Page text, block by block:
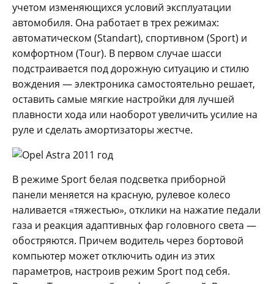
учетом изменяющихся условий эксплуатации
автомобиля. Она работает в трех режимах:
автоматическом (Standart), спортивном (Sport) и
комфортном (Tour). В первом случае шасси
подстраивается под дорожную ситуацию и стилю
вождения — электроника самостоятельно решает,
оставить самые мягкие настройки для лучшей
плавности хода или наоборот увеличить усилие на
руле и сделать амортизаторы жестче.
В режиме Sport белая подсветка приборной
панели меняется на красную, рулевое колесо
наливается «тяжестью», отклики на нажатие педали
газа и реакция адаптивных фар головного света —
обостряются. Причем водитель через бортовой
компьютер может отключить один из этих
параметров, настроив режим Sport под себя.